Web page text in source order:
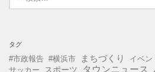
タグ
#市政報告 #横浜市 まちづくり イベン
サッカー スポーツ タウンニュース